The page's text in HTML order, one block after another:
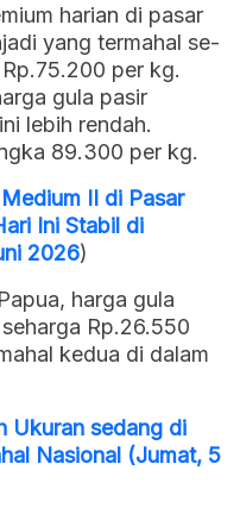
harian di pasar
yang termahal se-
per kg.
gula pasir
lebih rendah.
89.300 per kg.
II di Pasar
Ini Stabil di
2026)
harga gula
Rp.26.550
kedua di dalam
Ukuran sedang di
Nasional (Jumat, 5